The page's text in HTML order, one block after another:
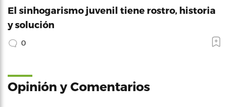
El sinhogarismo juvenil tiene rostro, historia
y solución
0
Opinión y Comentarios